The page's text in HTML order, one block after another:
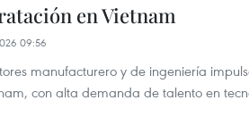
en Vietnam
09:56
manufacturero y de ingeniería
con alta demanda de talento en